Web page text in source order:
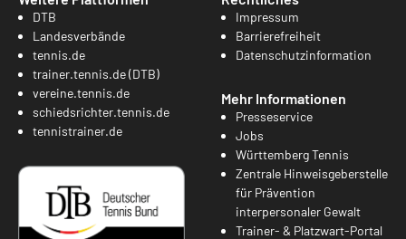
DTB
Landesverbände
tennis.de
trainer.tennis.de (DTB)
vereine.tennis.de
schiedsrichter.tennis.de
tennistrainer.de
Impressum
Barrierefreiheit
Datenschutzinformation
Mehr Informationen
Presseservice
Jobs
Württemberg Tennis
Zentrale Hinweisgeberstelle
für Prävention
interpersonaler Gewalt
Trainer- & Platzwart-Portal